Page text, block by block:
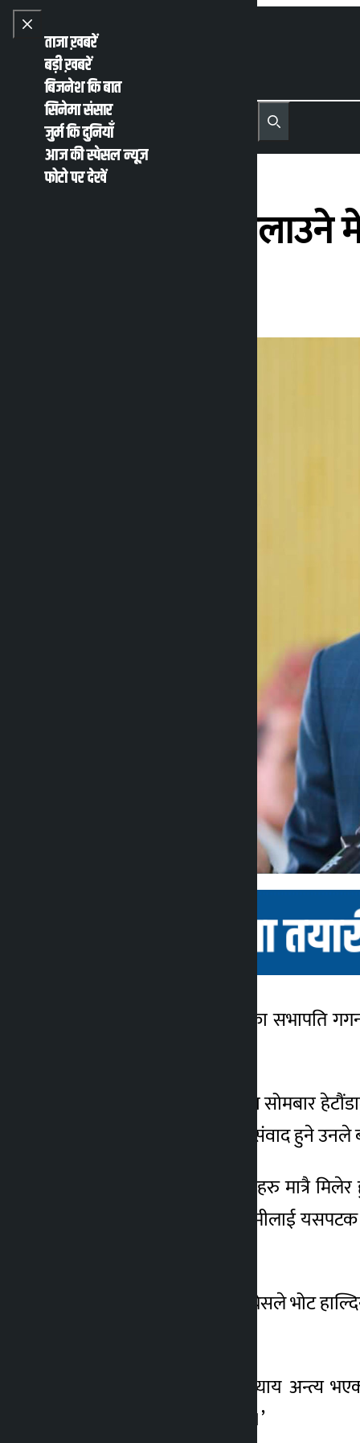
Skip to content
Close menu
ताजा ख़बरें
बड़ी ख़बरें
बिजनेश कि बात
सिनेमा संसार
जुर्म कि दुनियाँ
आज की स्पेसल न्यूज़
फोटो पर देखें
Open main menu
MENU Recent NewsTrending News
Search
‘पार्टीमा सबैलाई
काठमाडौं । नेपाली कांग्रेसका सभापति
बागमतीको चुनावी समीक्षामा सोमबार
एकताका लागि नेताहरुसँग संवाद हुने उनले
‘पार्टीभित्र बस्दै आएका हामीहरु मात्रै
लाखौं समर्थक हुनुहुन्छ । हामीलाई
पार्टीको सदस्यता लिएर कांग्रेसले भोट
पार्टीभित्र अब विवादको अध्याय
बहसलाई यही अन्त्य गर्ने हो ।’